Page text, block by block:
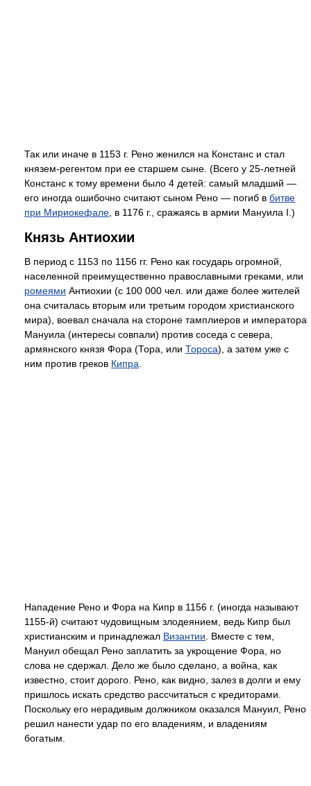
Так или иначе в 1153 г. Рено женился на Констанс и стал
князем-регентом при ее старшем сыне. (Всего у 25-летней
Констанс к тому времени было 4 детей: самый младший —
его иногда ошибочно считают сыном Рено — погиб в битве
при Мириокефале, в 1176 г., сражаясь в армии Мануила I.)
Князь Антиохии
В период с 1153 по 1156 гг. Рено как государь огромной,
населенной преимущественно православными греками, или
ромеями Антиохии (с 100 000 чел. или даже более жителей
она считалась вторым или третьим городом христианского
мира), воевал сначала на стороне тамплиеров и императора
Мануила (интересы совпали) против соседа с севера,
армянского князя Фора (Тора, или Тороса), а затем уже с
ним против греков Кипра.
Нападение Рено и Фора на Кипр в 1156 г. (иногда называют
1155-й) считают чудовищным злодеянием, ведь Кипр был
христианским и принадлежал Византии. Вместе с тем,
Мануил обещал Рено заплатить за укрощение Фора, но
слова не сдержал. Дело же было сделано, а война, как
известно, стоит дорого. Рено, как видно, залез в долги и ему
пришлось искать средство рассчитаться с кредиторами.
Поскольку его нерадивым должником оказался Мануил, Рено
решил нанести удар по его владениям, и владениям
богатым.